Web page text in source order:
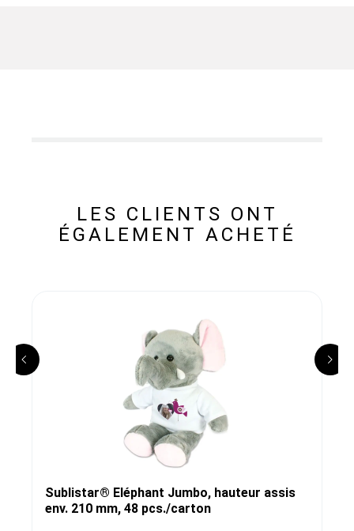
LES CLIENTS ONT
ÉGALEMENT ACHETÉ
Sublistar® Eléphant Jumbo, hauteur assis
env. 210 mm, 48 pcs./carton